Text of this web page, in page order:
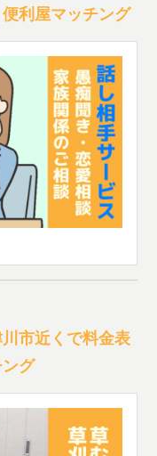
利屋マッチング
市近くで料金表
グ